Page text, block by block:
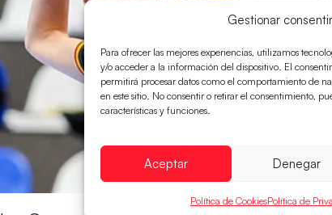
Gestionar
Para ofrecer las mejores experiencias, utilizamos
y/o acceder a la información del dispositivo. El
permitirá procesar datos como el comportamiento de
en este sitio. No consentir o retirar el consentimiento,
características y funciones.
Aceptar Denegar
Política de CookiesPolítica de